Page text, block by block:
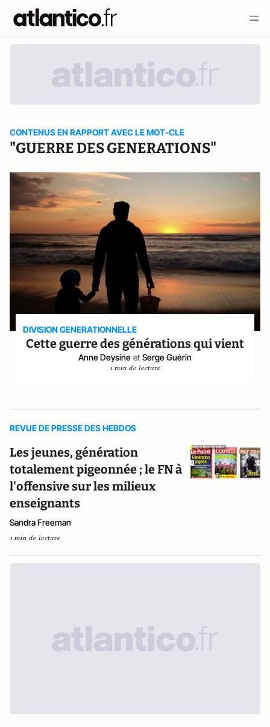
CONTENUS EN RAPPORT AVEC LE MOT-CLE
"GUERRE DES GENERATIONS"
DIVISION GENERATIONNELLE
Cette guerre des générations qui vient
Anne Deysine et Serge Guérin
1 min de lecture
REVUE DE PRESSE DES HEBDOS
Les jeunes, génération
totalement pigeonnée ; le FN à
l'offensive sur les milieux
enseignants
Sandra Freeman
1 min de lecture